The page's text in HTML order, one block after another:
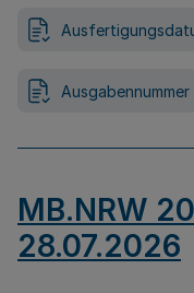
Ausgabennummer
MB.NRW
28.07.2026